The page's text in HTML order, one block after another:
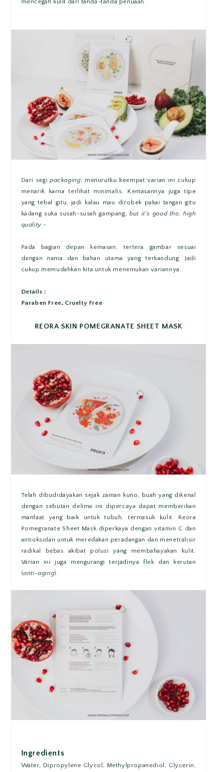
mencegah kulit dari tanda-tanda penuaan.
Dari segipackaging, menurutku keempat varian ini cukup
menarik karna terlihat minimalis. Kemasannya juga tipe
yang tebal gitu, jadi kalau mau dirobek pakai tangan gitu
kadang suka susah-susah gampang, but it's good tho, high
quality ~
Pada bagian depan kemasan, tertera gambar sesuai
dengan nama dan bahan utama yang terkandung. Jadi
cukup memudahkan kita untuk menemukan variannya.
Details :
Paraben Free, Cruelty Free
REORA SKIN POMEGRANATE SHEET MASK
Telah dibudidayakan sejak zaman kuno, buah yang dikenal
dengan sebutan delima ini dipercaya dapat memberikan
manfaat yang baik untuk tubuh, termasuk kulit. Reora
Pomegranate Sheet Mask diperkaya dengan vitamin C dan
antioksidan untuk meredakan peradangan dan menetralisir
radikal bebas akibat polusi yang membahayakan kulit.
Varian ini juga mengurangi terjadinya flek dan kerutan
(anti-aging).
Ingredients
Water, Dipropylene Glycol, Methylpropanediol, Glycerin,